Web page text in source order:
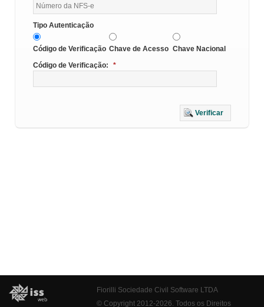
Tipo Autenticação
Código de Verificação Chave de Acesso Chave Nacional
Código de Verificação:
*
Verificar
Fiorilli Sociedade Civil Software LTDA
© Copyright 2012-2026. Todos os Direitos